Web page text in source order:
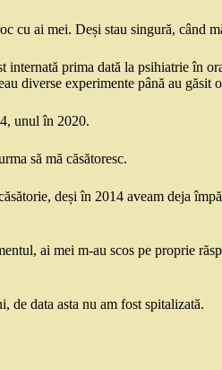
cu ai mei. Deși stau singură, când
internată prima dată la psihiatrie în
diverse experimente până au găsit
unul în 2020.
să mă căsătoresc.
deși în 2014 aveam deja
ai mei m-au scos pe proprie
de data asta nu am fost spitalizată.